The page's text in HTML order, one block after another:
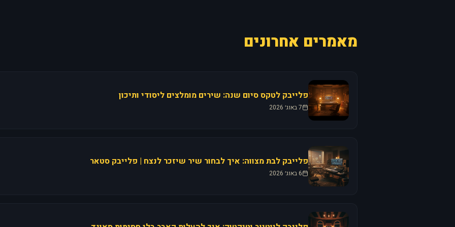
מאמרים אחרונים
פלייבק לטקס סיום שנה: שירים מומלצים ליסודי ותיכון
7 באוג׳ 2026
פלייבק לבת מצווה: איך לבחור שיר שיזכר לנצח | פלייבק סטאר
6 באוג׳ 2026